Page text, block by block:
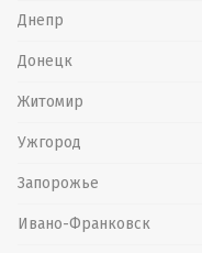
Днепр
Донецк
Житомир
Ужгород
Запорожье
Ивано-Франковск